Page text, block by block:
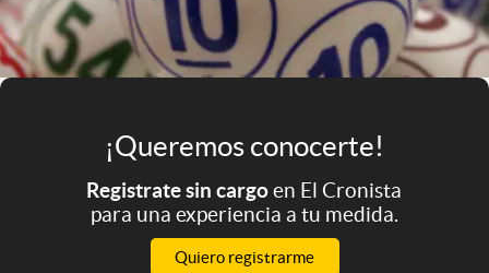
Mediakit
abre en nueva pestaña
Argentina
¡Queremos conocerte!
Registrate sin cargoen El Cronista
para una experiencia a tu medida.
Quiero registrarme